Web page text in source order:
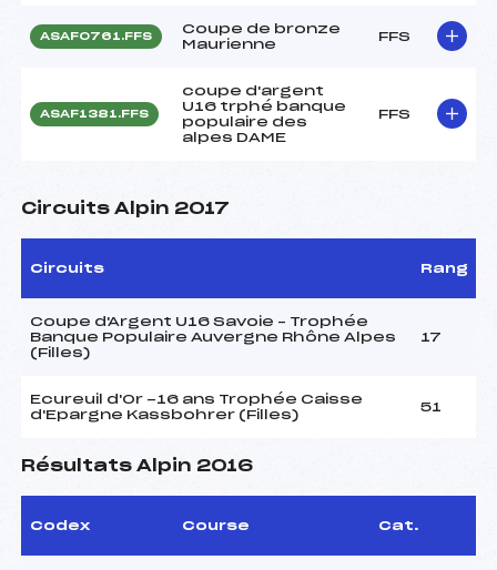
ASAF0761.FFS
Coupe de bronze
Maurienne
FFS
ASAF1381.FFS
coupe d'argent
U16 trphé banque
populaire des
alpes DAME
FFS
Circuits Alpin 2017
Circuits Rang
Coupe d'Argent U16 Savoie – Trophée
Banque Populaire Auvergne Rhône Alpes
(Filles)
17
Ecureuil d'Or -16 ans Trophée Caisse
d'Epargne Kassbohrer (Filles)
51
Résultats Alpin 2016
Codex Course Cat.